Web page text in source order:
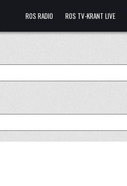
ROS RADIO ROS TV-KRANT LIVE